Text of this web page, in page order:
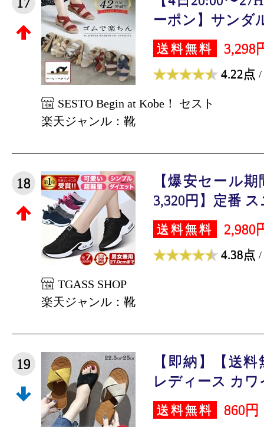
ーポン】サンダ
送料無料 3,298
4.22点 /
SESTO Begin at Kobe！ セスト
楽天ジャンル：靴
18
【爆安セール
3,320円】定番
送料無料 2,980
4.38点 /
TGASS SHOP
楽天ジャンル：靴
19
【即納】【送
レディース カ
送料無料 860円